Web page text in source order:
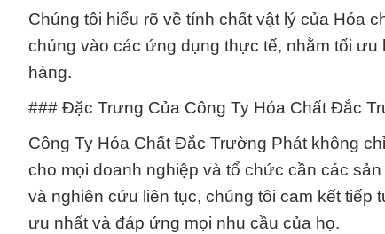
Chúng tôi hiểu rõ về tính chất vật lý của Hóa
chúng vào các ứng dụng thực tế, nhằm tối
hàng.
### Đặc Trưng Của Công Ty Hóa Chất Đắc
Công Ty Hóa Chất Đắc Trường Phát không
cho mọi doanh nghiệp và tổ chức cần các
và nghiên cứu liên tục, chúng tôi cam kết tiếp
ưu nhất và đáp ứng mọi nhu cầu của họ.